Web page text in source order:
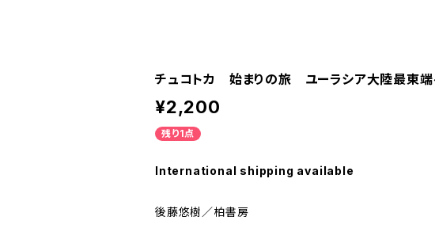
チュコトカ 始まりの旅 ユーラシア大陸最東
¥2,200
残り1点
International shipping available
後藤悠樹／柏書房